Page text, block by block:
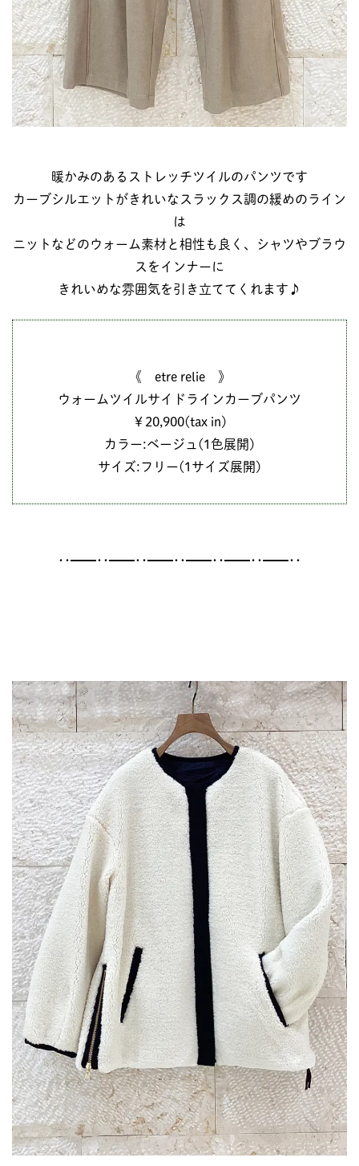
暖かみのあるストレッチツイルのパンツです
カーブシルエットがきれいなスラックス調の緩めのライン
は
ニットなどのウォーム素材と相性も良く、シャツやブラウ
スをインナーに
きれいめな雰囲気を引き立ててくれます♪
《 etre relie 》
ウォームツイルサイドラインカーブパンツ
￥20,900(tax in)
カラー:ベージュ(1色展開)
サイズ:フリー(1サイズ展開)
･･━━･･━━･･━━･･━━･･━━･･━━･･